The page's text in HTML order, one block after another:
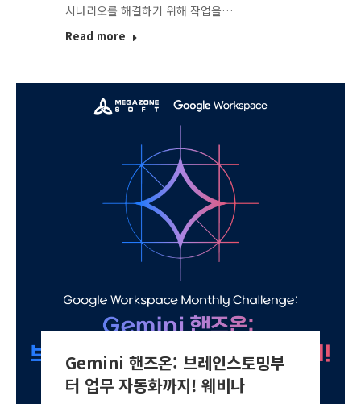
시나리오를 해결하기 위해 작업을…
Read more
Gemini 핸즈온: 브레인스토밍부
터 업무 자동화까지! 웨비나